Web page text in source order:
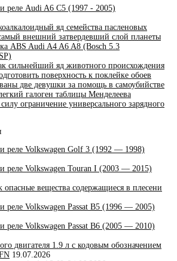
реле Audi A6 C5 (1997 - 2005)
яд семейства пасленовых
внешний затвердевший слой планеты
ABS Audi A4 A6 A8 (Bosch 5.3
сильнейший яд животного происхождения
поверхность к поклейке обоев
две девушки за помощь в самоубийстве
галоген таблицы Менделеева
ограничение универсального зарядного
реле Volkswagen Golf 3 (1992 — 1998)
реле Volkswagen Touran I (2003 — 2015)
вещества содержащиеся в плесени
реле Volkswagen Passat B5 (1996 — 2005)
реле Volkswagen Passat B6 (2005 — 2010)
двигателя 1.9 л с кодовым обозначением
19.07.2026